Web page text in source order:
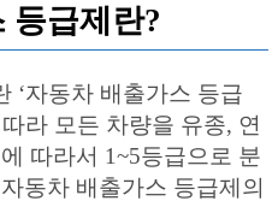
등급제란?
‘자동차 배출가스 등급
라 모든 차량을 유종, 연
따라서 1~5등급으로 분
동차 배출가스 등급제의